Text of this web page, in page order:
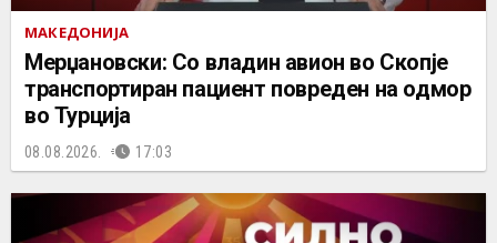
МАКЕДОНИЈА
Мерџановски: Со владин авион во Скопје
транспортиран пациент повреден на одмор
во Турција
08.08.2026. 17:03